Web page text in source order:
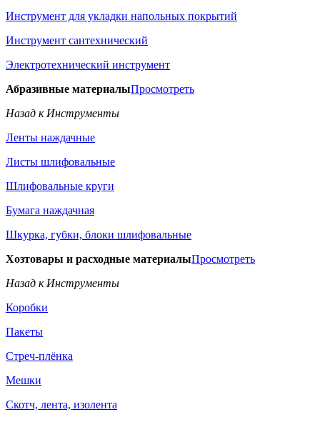
Инструмент для укладки напольных покрытий
Инструмент сантехнический
Электротехнический инструмент
Абразивные материалыПросмотреть
Назад к Инструменты
Ленты наждачные
Листы шлифовальные
Шлифовальные круги
Бумага наждачная
Шкурка, губки, блоки шлифовальные
Хозтовары и расходные материалыПросмотреть
Назад к Инструменты
Коробки
Пакеты
Стреч-плёнка
Мешки
Скотч, лента, изолента